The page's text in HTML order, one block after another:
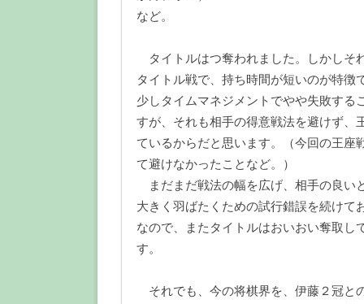
など。
タイトルはつ奪われました。しかしそ
タイトル戦で、持ち時間が短いのが特徴
少しタイムマネジメントでやや失敗する
すが、それも相手の得意戦法を避けず、
ているからだと思います。（今回の王座
て避けなかったことなど。）
まだまだ戦法の幅を広げ、相手の良い
大きく羽ばたくための試行錯誤を続けて
なので、またタイトルはおいおい奪取し
す。
それでも、今の将棋界を、伊藤２冠と